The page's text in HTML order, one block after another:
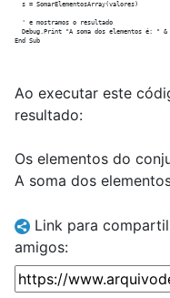
  s = SomarElementosArray(valores)
  ' e mostramos o resultado
Debug.Print "A soma dos elementos é: " &
Ao executar este
resultado:
Os elementos do
A soma dos
Link para
amigos: